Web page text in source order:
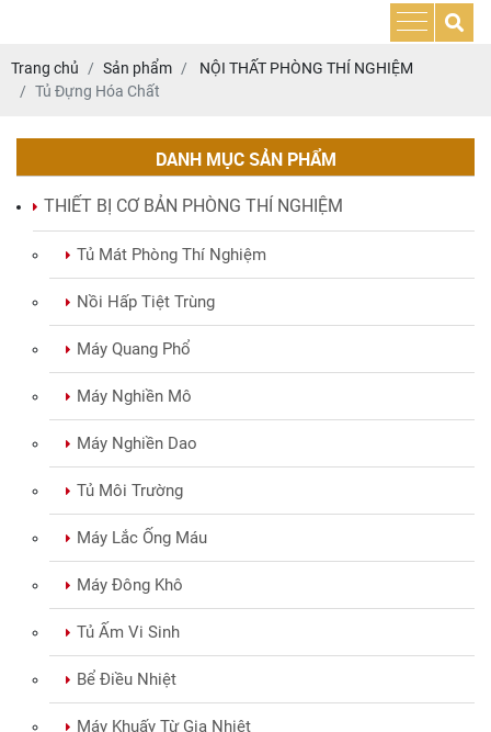
Trang chủ Sản phẩm
DANH MỤC SẢN PHẨM
THIẾT BỊ CƠ BẢN PHÒNG THÍ NGHIỆM
Tủ Mát Phòng Thí Nghiệm
Nồi Hấp Tiệt Trùng
Máy Quang Phổ
Máy Nghiền Mô
Máy Nghiền Dao
Tủ Môi Trường
Máy Lắc Ống Máu
Máy Đông Khô
Tủ Ấm Vi Sinh
Bể Điều Nhiệt